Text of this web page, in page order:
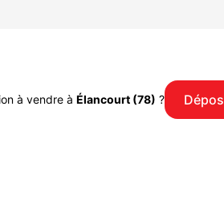
à vendre à Élancourt (78) ?